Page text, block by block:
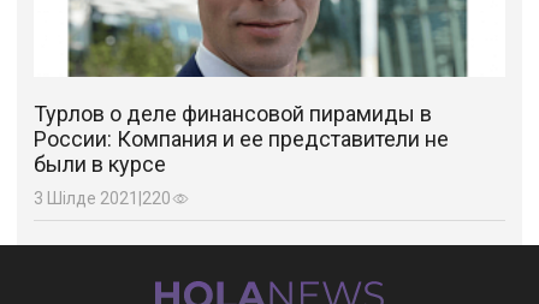
Турлов о деле финансовой пирамиды в
России: Компания и ее представители не
были в курсе
3 Шілде 2021 220